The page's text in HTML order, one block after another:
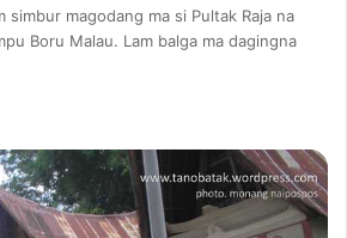
simbur magodang ma si Pultak Raja na
Boru Malau. Lam balga ma dagingna